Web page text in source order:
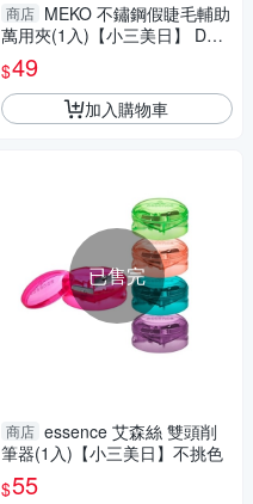
商店 MEKO 不鏽鋼假睫毛輔助
萬用夾(1入)【小三美日】 DS0
16950
$49
加入購物車
已售完
商店 essence 艾森絲 雙頭削
筆器(1入)【小三美日】不挑色
$55